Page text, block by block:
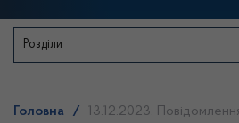
Розділи
Головна /
13.12.2023.